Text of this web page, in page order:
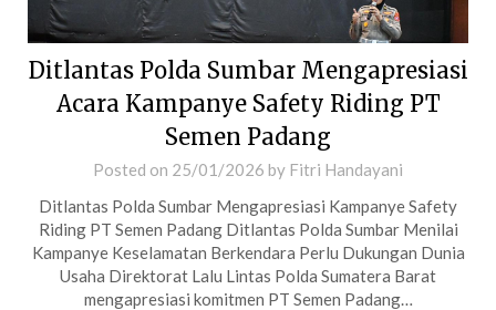
Ditlantas Polda Sumbar Mengapresiasi
Acara Kampanye Safety Riding PT
Semen Padang
Posted on 25/01/2026 by Fitri Handayani
Ditlantas Polda Sumbar Mengapresiasi Kampanye Safety
Riding PT Semen Padang Ditlantas Polda Sumbar Menilai
Kampanye Keselamatan Berkendara Perlu Dukungan Dunia
Usaha Direktorat Lalu Lintas Polda Sumatera Barat
mengapresiasi komitmen PT Semen Padang…